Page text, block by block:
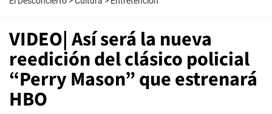
VIDEO| Así será la nueva
reedición del clásico policial
“Perry Mason” que estrenará
HBO